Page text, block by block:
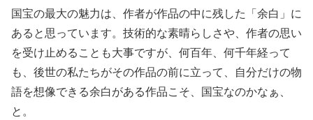
国宝の最大の魅力は、作者が作品の中に残した「余白」に
あると思っています。技術的な素晴らしさや、作者の思い
を受け止めることも大事ですが、何百年、何千年経って
も、後世の私たちがその作品の前に立って、自分だけの物
語を想像できる余白がある作品こそ、国宝なのかなぁ、
と。